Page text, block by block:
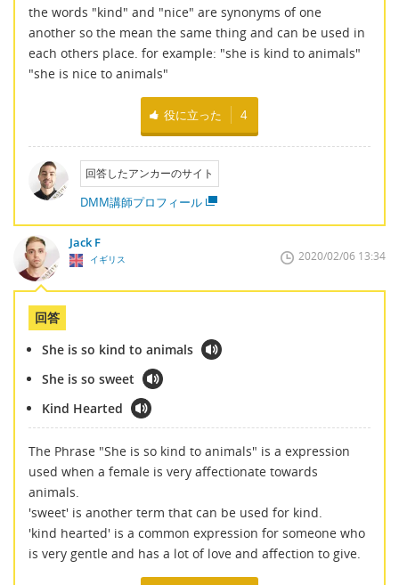
the words "kind" and "nice" are synonyms of one
another so the mean the same thing and can be used in
each others place. for example: "she is kind to animals"
"she is nice to animals"
役に立った 4
回答したアンカーのサイト
DMM講師プロフィール
Jack F
イギリス 2020/02/06 13:34
回答
She is so kind to animals
She is so sweet
Kind Hearted
The Phrase "She is so kind to animals" is a expression
used when a female is very affectionate towards
animals.
'sweet' is another term that can be used for kind.
'kind hearted' is a common expression for someone who
is very gentle and has a lot of love and affection to give.